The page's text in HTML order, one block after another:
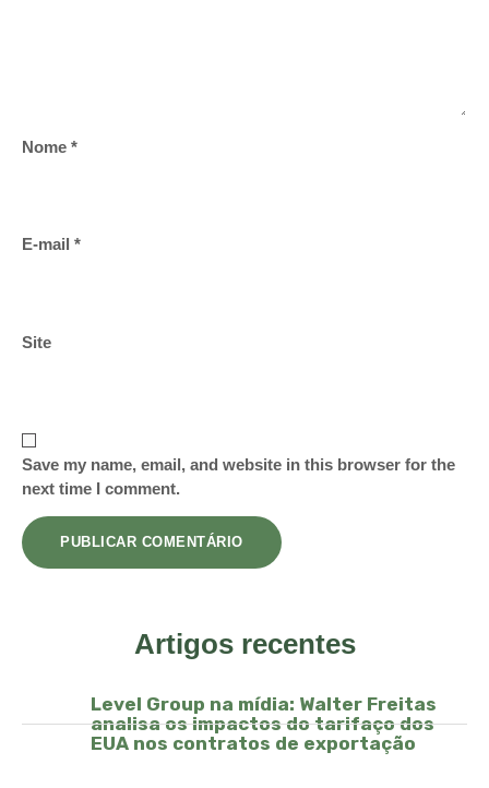
Nome *
E-mail *
Site
Save my name, email, and website in this browser for the
next time I comment.
Artigos recentes
Level Group na mídia: Walter Freitas
analisa os impactos do tarifaço dos
EUA nos contratos de exportação